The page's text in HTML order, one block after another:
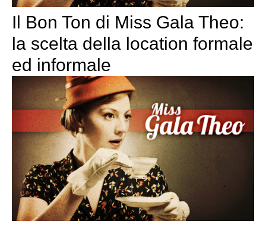
Il Bon Ton di Miss Gala Theo:
la scelta della location formale
ed informale